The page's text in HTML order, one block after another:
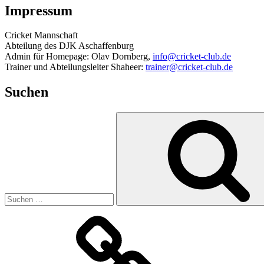
Impressum
Cricket Mannschaft
Abteilung des DJK Aschaffenburg
Admin für Homepage: Olav Dornberg, info@cricket-club.de
Trainer und Abteilungsleiter Shaheer: trainer@cricket-club.de
Suchen
Datenschutzerklärung